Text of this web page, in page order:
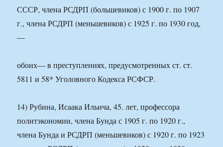
СССР, члена РСДРП (большевиков) с 1900 г. по 1907
г., члена РСДРП (меньшевиков) с 1925 г. по 1930 год,
—
обоих— в преступлениях, предусмотренных ст. ст.
5811 и 58* Уголовного Кодекса РСФСР.
14) Рубина, Исаака Ильича, 45. лет, профессора
политэкономии, члена Бунда с 1905 г. по 1920 г.,
члена Бунда и РСДРП (меньшевиков) с 1920 г. по 1923